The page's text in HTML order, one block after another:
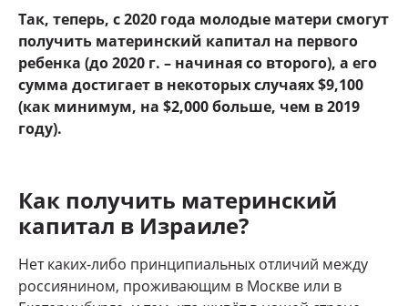
Так, теперь, с 2020 года молодые матери смогут
получить материнский капитал на первого
ребенка (до 2020 г. – начиная со второго), а его
сумма достигает в некоторых случаях $9,100
(как минимум, на $2,000 больше, чем в 2019
году).
Как получить материнский
капитал в Израиле?
Нет каких-либо принципиальных отличий между
россиянином, проживающим в Москве или в